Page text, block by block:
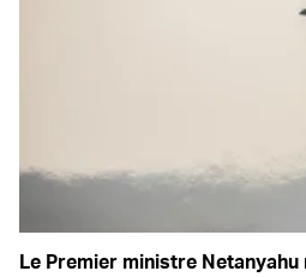
Le Premier ministre